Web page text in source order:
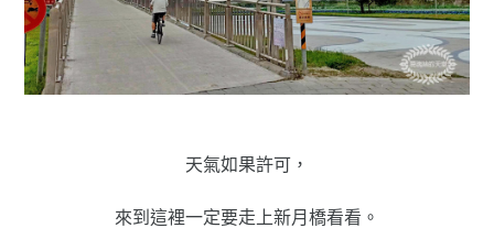
天氣如果許可，
來到這裡一定要走上新月橋看看。